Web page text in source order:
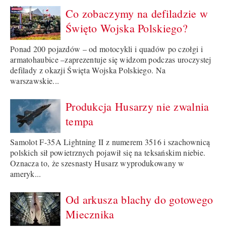
Co zobaczymy na defiladzie w
Święto Wojska Polskiego?
Ponad 200 pojazdów – od motocykli i quadów po czołgi i
armatohaubice –zaprezentuje się widzom podczas uroczystej
defilady z okazji Święta Wojska Polskiego. Na
warszawskie...
Produkcja Husarzy nie zwalnia
tempa
Samolot F-35A Lightning II z numerem 3516 i szachownicą
polskich sił powietrznych pojawił się na teksańskim niebie.
Oznacza to, że szesnasty Husarz wyprodukowany w
ameryk...
Od arkusza blachy do gotowego
Miecznika